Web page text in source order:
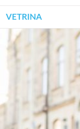
VETRINA